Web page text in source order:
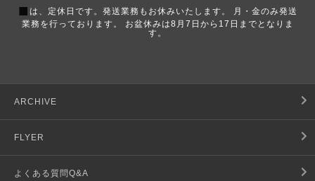
■ は、定休日です。発送業務もお休みいたします。 月・金のみ発送
業務を行っております。 お盆休みは8月7日から17日までとなりま
す。
ARCHIVE
FLYER
よくある質問Q&A